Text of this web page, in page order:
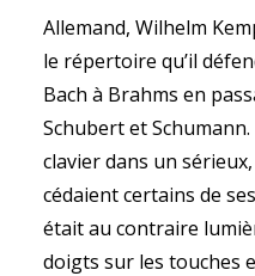
Allemand, Wilhelm
le répertoire qu’il
Bach à Brahms en
Schubert et
clavier dans un
cédaient certains de
était au contraire
doigts sur les touches